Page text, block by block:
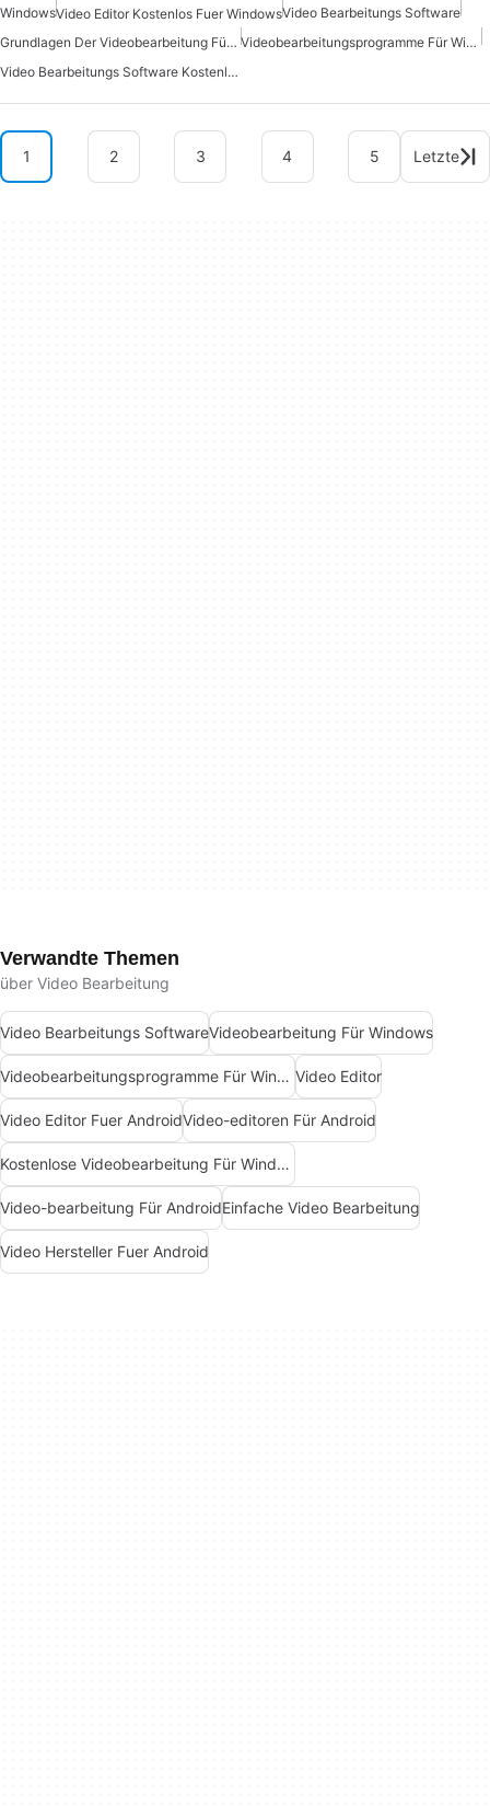
WindowsVideo Editor Kostenlos Fuer WindowsVideo Bearbeitungs Software
Grundlagen Der Videobearbeitung Für Windows
Videobearbeitungsprogramme Für Windows
Video Bearbeitungs Software Kostenlos
1 2 3 4 5 Letzte
Verwandte Themen
über Video Bearbeitung
Video Bearbeitungs SoftwareVideobearbeitung Für Windows
Videobearbeitungsprogramme Für Windows Video Editor
Video Editor Fuer AndroidVideo-editoren Für Android
Kostenlose Videobearbeitung Für Windows
Video-bearbeitung Für AndroidEinfache Video Bearbeitung
Video Hersteller Fuer Android